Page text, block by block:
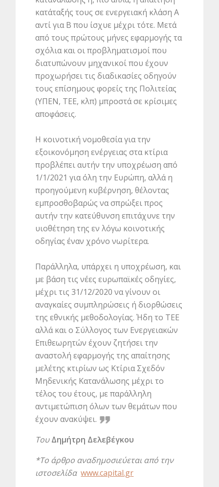
κατάταξής τους σε ενεργειακή κλάση Α
αντί για Β που ίσχυε μέχρι τότε. Μετά
από τους πρώτους μήνες εφαρμογής τα
σχόλια και οι προβληματισμοί που
διατυπώνουν μηχανικοί που έχουν
προχωρήσει τις διαδικασίες οδηγούν
τους επίσημους φορείς της Πολιτείας
(ΥΠΕΝ, ΤΕΕ, κλπ) μπροστά σε κρίσιμες
αποφάσεις.
Η κοινοτική νομοθεσία για την
εξοικονόμηση ενέργειας στα κτίρια
προβλέπει αυτήν την υποχρέωση από
1/1/2021 για όλη την Ευρώπη, αλλά η
προηγούμενη κυβέρνηση, θέλοντας
εμπροσθοβαρώς να σπρώξει προς
αυτήν την κατεύθυνση επιτάχυνε την
υιοθέτηση της εν λόγω κοινοτικής
οδηγίας έναν χρόνο νωρίτερα.
Παράλληλα, υπάρχει η υποχρέωση, και
με βάση τις νέες ευρωπαϊκές οδηγίες,
μέχρι τις 31/12/2020 να γίνουν οι
αναγκαίες συμπληρώσεις ή διορθώσεις
της εθνικής μεθοδολογίας. Ήδη το ΤΕΕ
αλλά και ο Σύλλογος των Ενεργειακών
Επιθεωρητών έχουν ζητήσει την
αναστολή εφαρμογής της απαίτησης
μελέτης κτιρίων ως Κτίρια Σχεδόν
Μηδενικής Κατανάλωσης μέχρι το
τέλος του έτους, με παράλληλη
αντιμετώπιση όλων των θεμάτων που
έχουν ανακύψει.
ΤουΔημήτρη Δελεβέγκου
*To άρθρο αναδημοσιεύεται από την
ιστοσελίδα www.capital.gr